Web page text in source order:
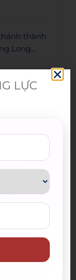
thành
Long
Đoàn.
| KẾT NỐI
LỰC